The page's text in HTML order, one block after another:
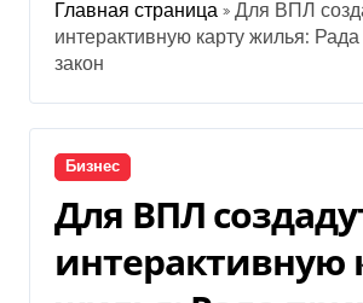
Главная страница » Для ВПЛ
интерактивную карту жилья:
закон
Бизнес
Для ВПЛ
интерактивную